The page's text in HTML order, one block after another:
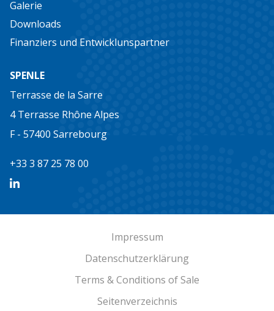
Galerie
Downloads
Finanziers und Entwicklunspartner
SPENLE
Terrasse de la Sarre
4 Terrasse Rhône Alpes
F - 57400 Sarrebourg
+33 3 87 25 78 00
Impressum
Datenschutzerklärung
Terms & Conditions of Sale
Seitenverzeichnis